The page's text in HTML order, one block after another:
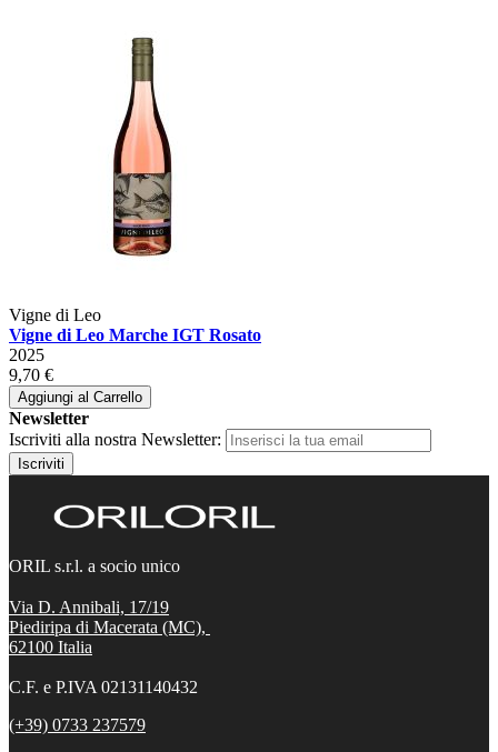
Vigne di Leo
Vigne di Leo Marche IGT Rosato
2025
9,70 €
Aggiungi al Carrello
Newsletter
Iscriviti alla nostra Newsletter:
Iscriviti
ORIL s.r.l. a socio unico
Via D. Annibali, 17/19
Piediripa di Macerata (MC),
62100 Italia
C.F. e P.IVA 02131140432
(+39) 0733 237579